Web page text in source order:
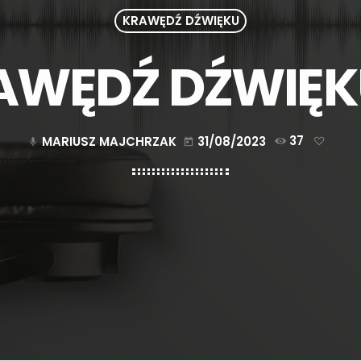
KRAWĘDŹ DŹWIĘKU
mic MARIUSZ MAJCHRZAK today 31/08/2023 37